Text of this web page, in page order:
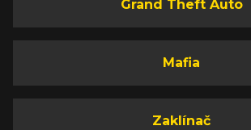
Grand Theft Auto
Mafia
Zaklínač